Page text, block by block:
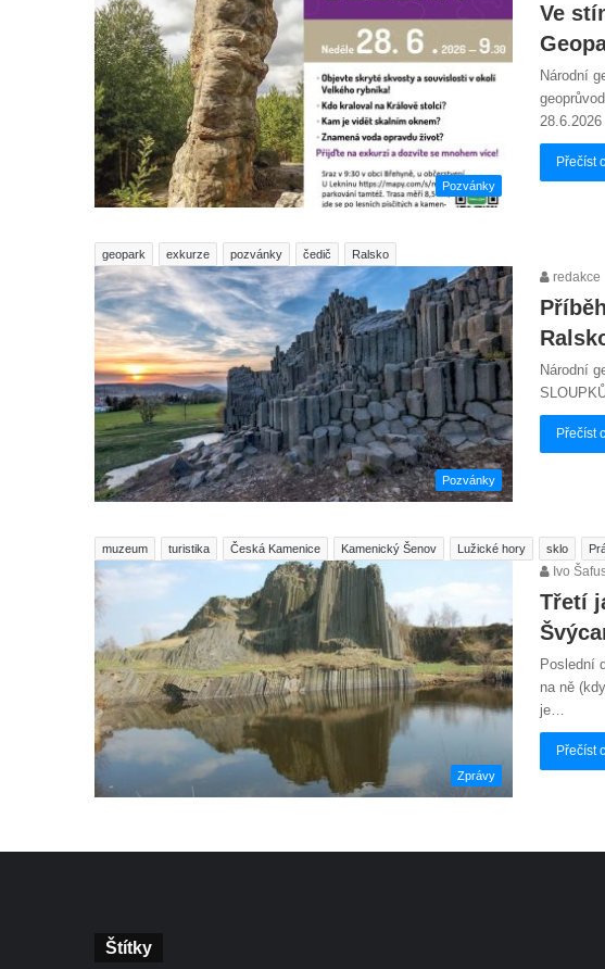
Pozvánky
Ve
Národní
Přečíst
geopark exkurze pozvánky čedič Ralsko
Pozvánky
redakce
Národní
Přečíst
muzeum turistika Česká Kamenice Kamenický Šenov Lužické hory sklo
Zprávy
Ivo
Třetí
Poslední
na ně
je…
Přečíst
Štítky